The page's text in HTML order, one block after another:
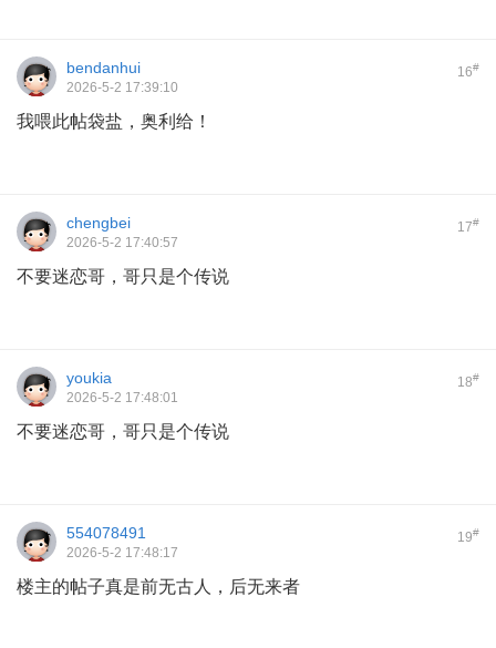
16#
bendanhui
2026-5-2 17:39:10
我喂此帖袋盐，奥利给！
17#
chengbei
2026-5-2 17:40:57
不要迷恋哥，哥只是个传说
18#
youkia
2026-5-2 17:48:01
不要迷恋哥，哥只是个传说
19#
554078491
2026-5-2 17:48:17
楼主的帖子真是前无古人，后无来者